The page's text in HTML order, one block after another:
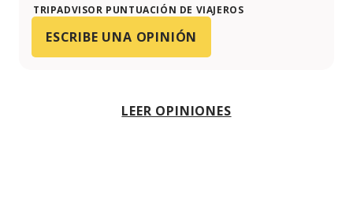
TRIPADVISOR PUNTUACIÓN DE VIAJEROS
ESCRIBE UNA OPINIÓN
LEER OPINIONES